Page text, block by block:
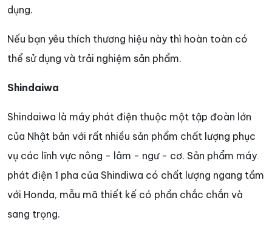
dụng.
Nếu bạn yêu thích thương hiệu này thì hoàn toàn có
thể sử dụng và trải nghiệm sản phẩm.
Shindaiwa
Shindaiwa là máy phát điện thuộc một tập đoàn lớn
của Nhật bản với rất nhiều sản phẩm chất lượng phục
vụ các lĩnh vực nông - lâm - ngư - cơ. Sản phẩm máy
phát điện 1 pha của Shindiwa có chất lượng ngang tầm
với Honda, mẫu mã thiết kế có phần chắc chắn và
sang trọng.